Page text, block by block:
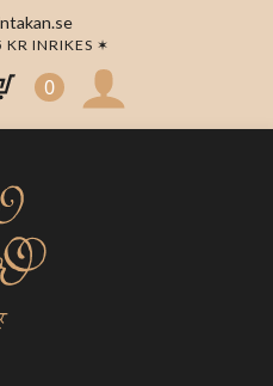
INRIKES ✶
0